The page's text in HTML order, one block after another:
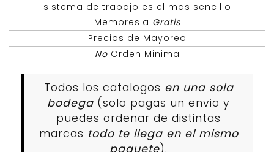
sistema de trabajo es el mas sencillo
Membresia Gratis
Precios de Mayoreo
NoOrden Minima
Todos los catalogos en una sola
bodega (solo pagas un envio y
puedes ordenar de distintas
marcas todo te llega en el mismo
paquete).